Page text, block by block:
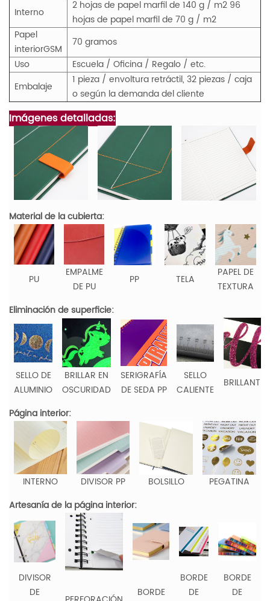
Interno
2 hojas de papel marfil de 140 g / m2 96
hojas de papel marfil de 70 g / m2
Papel
interiorGSM
70 gramos
Uso
Escuela / Oficina / Regalo / etc.
Embalaje
1 pieza / envoltura retráctil, 32 piezas / caja
o según la demanda del cliente
Imágenes detalladas:
Material de la cubierta:
PU
EMPALME
DE PU
PP TELA
PAPEL DE
TEXTURA
Eliminación de superficie:
SELLO DE
ALUMINIO
BRILLAR EN
OSCURIDAD
SERIGRAFÍA
DE SEDA PP
SELLO
CALIENTE
Página interior:
INTERNO DIVISOR PP BOLSILLO
PEGATINA
Artesanía de la página interior:
DIVISOR
DE
BORDE
BORDE
DE
BORDE
DE